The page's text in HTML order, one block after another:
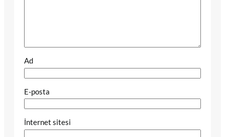
Ad
E-posta
İnternet sitesi